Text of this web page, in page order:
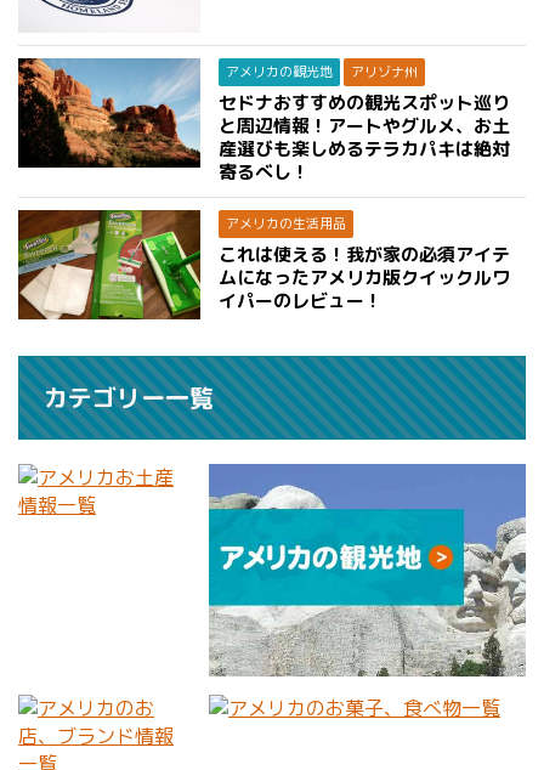
アメリカの観光地 アリゾナ州
セドナおすすめの観光スポット巡り
と周辺情報！アートやグルメ、お土
産選びも楽しめるテラカパキは絶対
寄るべし！
アメリカの生活用品
これは使える！我が家の必須アイテ
ムになったアメリカ版クイックルワ
イパーのレビュー！
カテゴリー一覧